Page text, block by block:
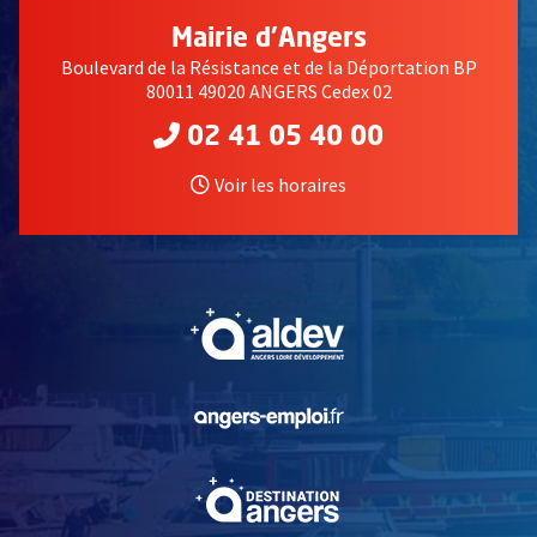
Mairie d'Angers
Boulevard de la Résistance et de la Déportation BP
80011 49020 ANGERS Cedex 02
02 41 05 40 00
Voir les horaires
, Ouvre une nouvelle